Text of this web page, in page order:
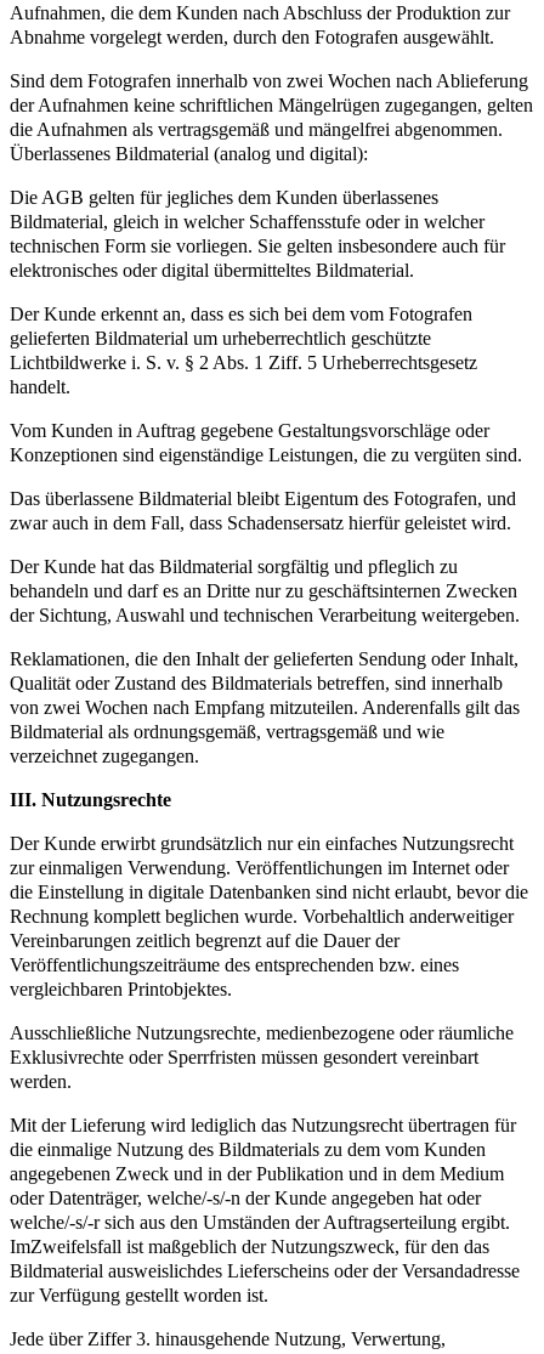
Aufnahmen, die dem Kunden nach Abschluss der Produktion zur
Abnahme vorgelegt werden, durch den Fotografen ausgewählt.
Sind dem Fotografen innerhalb von zwei Wochen nach Ablieferung
der Aufnahmen keine schriftlichen Mängelrügen zugegangen, gelten
die Aufnahmen als vertragsgemäß und mängelfrei abgenommen.
Überlassenes Bildmaterial (analog und digital):
Die AGB gelten für jegliches dem Kunden überlassenes
Bildmaterial, gleich in welcher Schaffensstufe oder in welcher
technischen Form sie vorliegen. Sie gelten insbesondere auch für
elektronisches oder digital übermitteltes Bildmaterial.
Der Kunde erkennt an, dass es sich bei dem vom Fotografen
gelieferten Bildmaterial um urheberrechtlich geschützte
Lichtbildwerke i. S. v. § 2 Abs. 1 Ziff. 5 Urheberrechtsgesetz
handelt.
Vom Kunden in Auftrag gegebene Gestaltungsvorschläge oder
Konzeptionen sind eigenständige Leistungen, die zu vergüten sind.
Das überlassene Bildmaterial bleibt Eigentum des Fotografen, und
zwar auch in dem Fall, dass Schadensersatz hierfür geleistet wird.
Der Kunde hat das Bildmaterial sorgfältig und pfleglich zu
behandeln und darf es an Dritte nur zu geschäftsinternen Zwecken
der Sichtung, Auswahl und technischen Verarbeitung weitergeben.
Reklamationen, die den Inhalt der gelieferten Sendung oder Inhalt,
Qualität oder Zustand des Bildmaterials betreffen, sind innerhalb
von zwei Wochen nach Empfang mitzuteilen. Anderenfalls gilt das
Bildmaterial als ordnungsgemäß, vertragsgemäß und wie
verzeichnet zugegangen.
III. Nutzungsrechte
Der Kunde erwirbt grundsätzlich nur ein einfaches Nutzungsrecht
zur einmaligen Verwendung. Veröffentlichungen im Internet oder
die Einstellung in digitale Datenbanken sind nicht erlaubt, bevor die
Rechnung komplett beglichen wurde. Vorbehaltlich anderweitiger
Vereinbarungen zeitlich begrenzt auf die Dauer der
Veröffentlichungszeiträume des entsprechenden bzw. eines
vergleichbaren Printobjektes.
Ausschließliche Nutzungsrechte, medienbezogene oder räumliche
Exklusivrechte oder Sperrfristen müssen gesondert vereinbart
werden.
Mit der Lieferung wird lediglich das Nutzungsrecht übertragen für
die einmalige Nutzung des Bildmaterials zu dem vom Kunden
angegebenen Zweck und in der Publikation und in dem Medium
oder Datenträger, welche/-s/-n der Kunde angegeben hat oder
welche/-s/-r sich aus den Umständen der Auftragserteilung ergibt.
ImZweifelsfall ist maßgeblich der Nutzungszweck, für den das
Bildmaterial ausweislichdes Lieferscheins oder der Versandadresse
zur Verfügung gestellt worden ist.
Jede über Ziffer 3. hinausgehende Nutzung, Verwertung,